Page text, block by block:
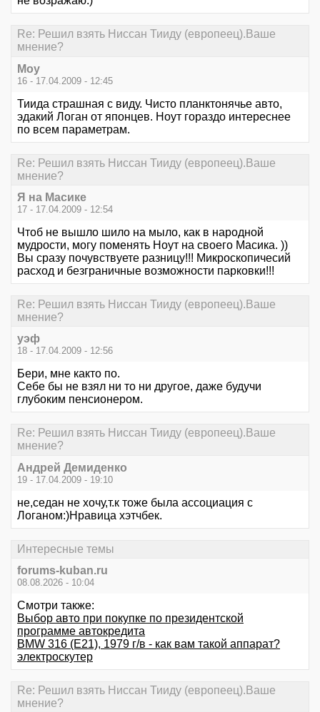
Re: Решил взять Ниссан Тииду (европеец).Ваше
мнение?
Моу
16 - 17.04.2009 - 12:45
Тиида страшная с виду. Чисто планктонячье авто,
эдакий Логан от японцев. Ноут гораздо интереснее
по всем параметрам.
Re: Решил взять Ниссан Тииду (европеец).Ваше
мнение?
Я на Масике
17 - 17.04.2009 - 12:54
Чтоб не вышло шило на мыло, как в народной
мудрости, могу поменять Ноут на своего Масика. ))
Вы сразу почувствуете разницу!!! Микроскопичесий
расход и безграничные возможности парковки!!!
Re: Решил взять Ниссан Тииду (европеец).Ваше
мнение?
уэф
18 - 17.04.2009 - 12:56
Бери, мне както по.
Себе бы не взял ни то ни другое, даже будучи
глубоким пенсионером.
Re: Решил взять Ниссан Тииду (европеец).Ваше
мнение?
Андрей Демиденко
19 - 17.04.2009 - 19:10
не,седан не хочу,т.к тоже была ассоциация с
Логаном:)Нравица хэтчбек.
Интересные темы
forums-kuban.ru
08.08.2026 - 10:04
Смотри также:
Выбор авто при покупке по президентской
программе автокредита
BMW 316 (E21), 1979 г/в - как вам такой аппарат?
электроскутер
Re: Решил взять Ниссан Тииду (европеец).Ваше
мнение?